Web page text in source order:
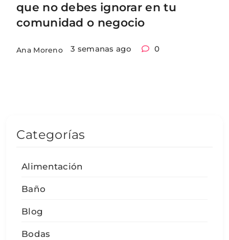
que no debes ignorar en tu
comunidad o negocio
Ana Moreno 3 semanas ago 0
Categorías
Alimentación
Baño
Blog
Bodas